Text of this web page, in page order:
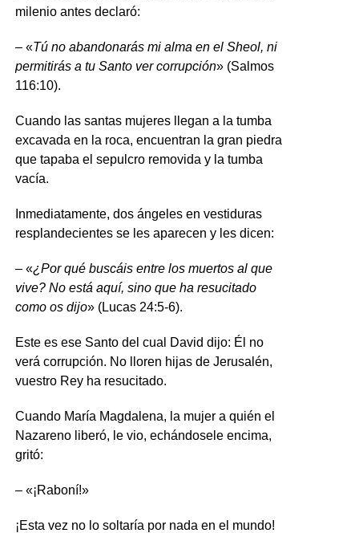
milenio antes declaró:
– «Tú no abandonarás mi alma en el Sheol, ni
permitirás a tu Santo ver corrupción» (Salmos
116:10).
Cuando las santas mujeres llegan a la tumba
excavada en la roca, encuentran la gran piedra
que tapaba el sepulcro removida y la tumba
vacía.
Inmediatamente, dos ángeles en vestiduras
resplandecientes se les aparecen y les dicen:
– «¿Por qué buscáis entre los muertos al que
vive? No está aquí, sino que ha resucitado
como os dijo» (Lucas 24:5-6).
Este es ese Santo del cual David dijo: Él no
verá corrupción. No lloren hijas de Jerusalén,
vuestro Rey ha resucitado.
Cuando María Magdalena, la mujer a quién el
Nazareno liberó, le vio, echándosele encima,
gritó:
– «¡Raboní!»
¡Esta vez no lo soltaría por nada en el mundo!